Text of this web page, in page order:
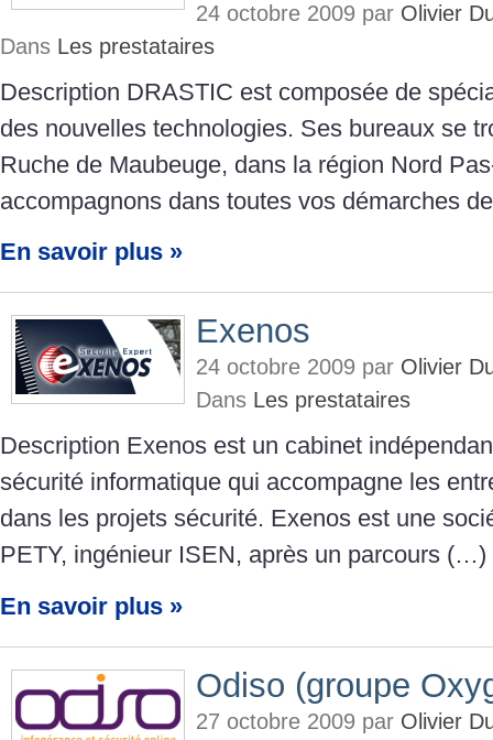
24 octobre 2009 par Olivier
Dans Les prestataires
Description DRASTIC est composée de
des nouvelles technologies. Ses bureaux se
Ruche de Maubeuge, dans la région Nord
accompagnons dans toutes vos démarches
En savoir plus »
Exenos
24 octobre 2009 par Olivier
Dans Les prestataires
Description Exenos est un cabinet
sécurité informatique qui accompagne les
dans les projets sécurité. Exenos est une
PETY, ingénieur ISEN, après un parcours (…)
En savoir plus »
Odiso (groupe
27 octobre 2009 par Olivier